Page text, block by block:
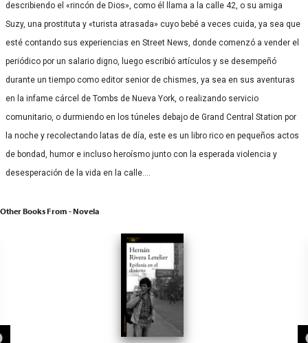
describiendo el «rincón de Dios», como él llama a la calle 42, o su amiga
Suzy, una prostituta y «turista atrasada» cuyo bebé a veces cuida, ya sea que
esté contando sus experiencias en Street News, donde comenzó a vender el
periódico por un salario digno, luego escribió artículos y se desempeñó
durante un tiempo como editor senior de chismes, ya sea en sus aventuras
en la infame cárcel de Tombs de Nueva York, o realizando servicio
comunitario, o durmiendo en los túneles debajo de Grand Central Station por
la noche y recolectando latas de día, este es un libro rico en pequeños actos
de bondad, humor e incluso heroísmo junto con la esperada violencia y
desesperación de la vida en la calle.…
Other Books From - Novela